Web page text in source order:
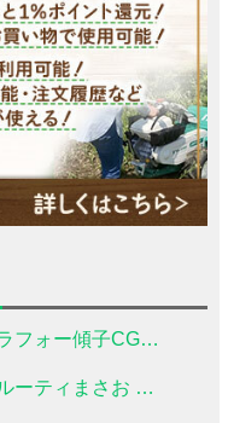
納車｜ラジコン草刈機
納車｜乗用草刈機を体験